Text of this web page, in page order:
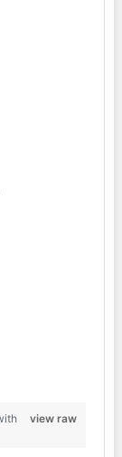
view raw